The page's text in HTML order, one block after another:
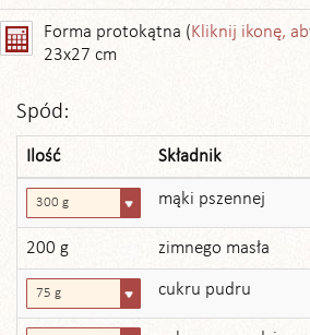
Forma protokątna (Kliknij ikonę,
23x27 cm
Spód:
Ilość Składnik
300 g mąki pszennej
200 g zimnego masła
75 g cukru pudru